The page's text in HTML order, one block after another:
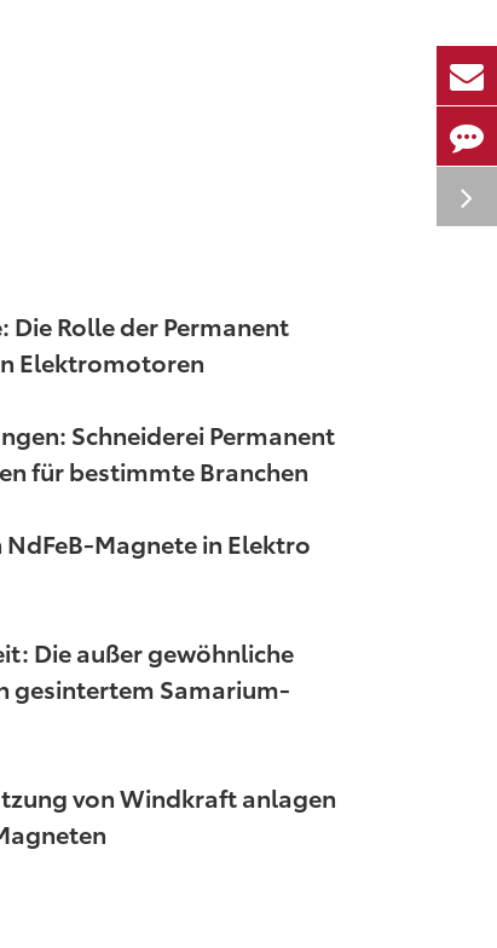
Rolle der Permanent
Elektromotoren
Schneiderei Permanent
für bestimmte Branchen
Magnete in Elektro
Die außer gewöhnliche
gesintertem Samarium-
von Windkraft anlagen